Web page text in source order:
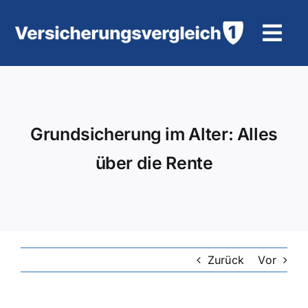
Inhalt
Motorradversicherung
Grundsicherung im Alter: Alles
über die Rente
Zurück Vor